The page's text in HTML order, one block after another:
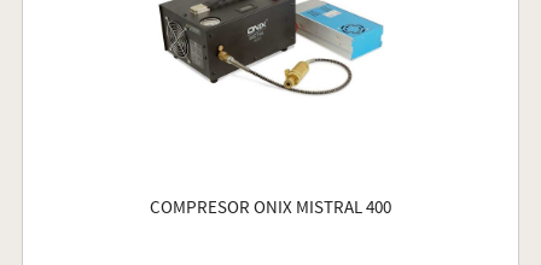
COMPRESOR ONIX MISTRAL 400